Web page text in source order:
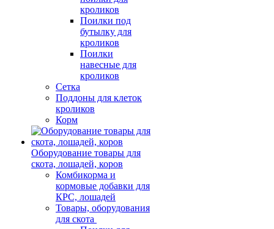
кроликов
Поилки под
бутылку для
кроликов
Поилки
навесные для
кроликов
Сетка
Поддоны для клеток
кроликов
Корм
Оборудование товары для
скота, лошадей, коров
Комбикорма и
кормовые добавки для
КРС, лошадей
Товары, оборудования
для скота